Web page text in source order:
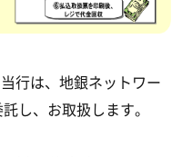
行は、地銀ネットワー
し、お取扱します。